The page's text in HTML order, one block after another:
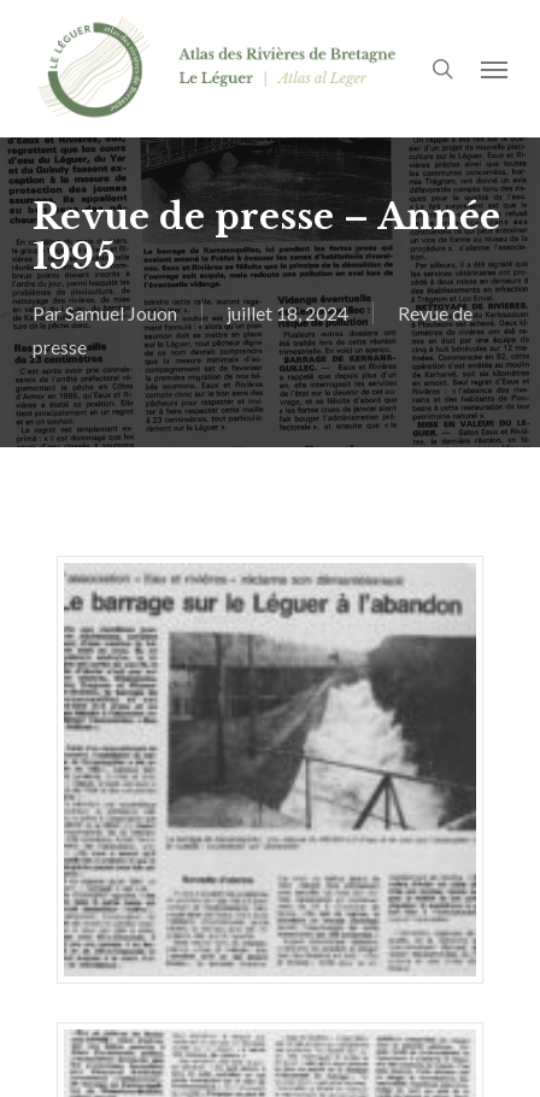
contenu
principal
Menu
Revue de presse – Année
1995
ParSamuel Jouon juillet 18, 2024
Revue de
presse
Panneau de gestion des cookies